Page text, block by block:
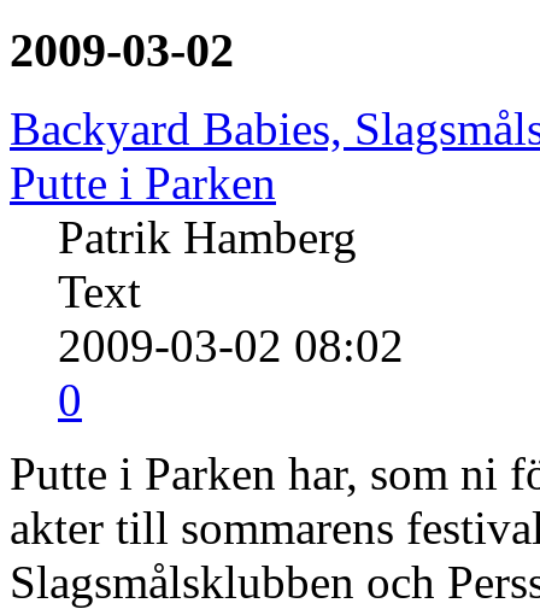
2009-03-02
Backyard Babies,
Putte i Parken
Patrik Hamberg
Text
2009-03-02 08:02
0
Putte i Parken har, som ni
akter till sommarens
Slagsmålsklubben och